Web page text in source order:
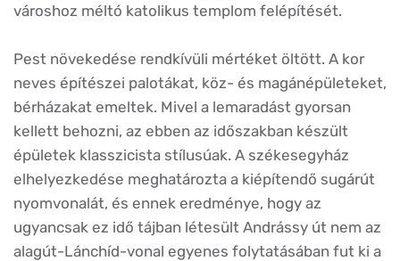
városhoz méltó katolikus templom felépítését.
Pest növekedése rendkívüli mértéket öltött. A kor
neves építészei palotákat, köz- és magánépületeket,
bérházakat emeltek. Mivel a lemaradást gyorsan
kellett behozni, az ebben az időszakban készült
épületek klasszicista stílusúak. A székesegyház
elhelyezkedése meghatározta a kiépítendő sugárút
nyomvonalát, és ennek eredménye, hogy az
ugyancsak ez idő tájban létesült Andrássy út nem az
alagút-Lánchíd-vonal egyenes folytatásában fut ki a